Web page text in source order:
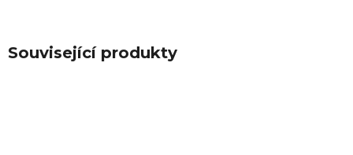
Související produkty